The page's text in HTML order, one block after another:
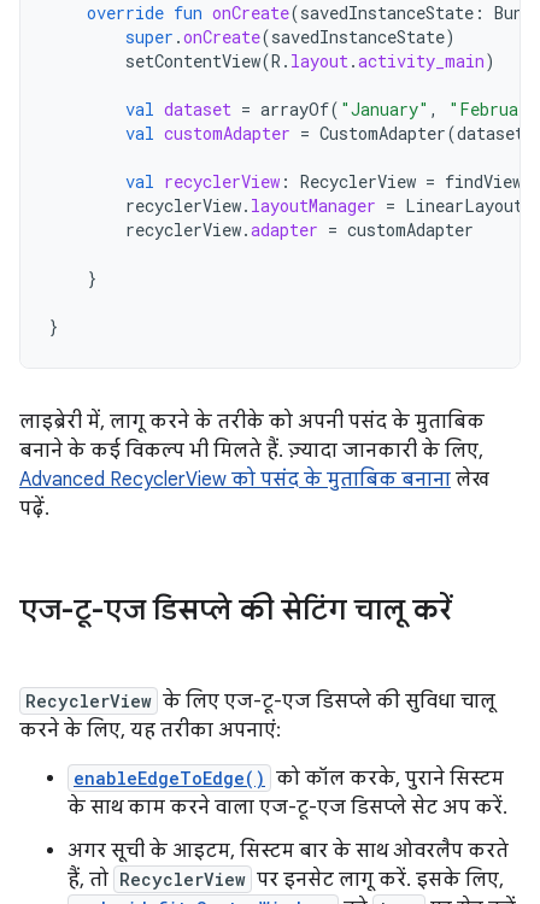
override fun onCreate(savedInstanceState :
super .onCreate(savedInstanceState)
setContentView(R . layout.activity_main)
val dataset = arrayOf( "January" ,
val customAdapter = CustomAdapter(dataset
val recyclerView : RecyclerView =
recyclerView. layoutManager =
recyclerView.adapter = customAdapter
}
}
लाइब्रेरी में, लागू करने के तरीके को अपनी पसंद के मुताबिक
बनाने के कई विकल्प भी मिलते हैं. ज़्यादा जानकारी के लिए,
Advanced RecyclerView को पसंद के मुताबिक बनाना लेख
पढ़ें.
एज-टू-एज डिसप्ले की सेटिंग चालू करें
RecyclerView के लिए एज-टू-एज डिसप्ले की सुविधा चालू
करने के लिए, यह तरीका अपनाएं:
enableEdgeToEdge() को कॉल करके, पुराने सिस्टम
के साथ काम करने वाला एज-टू-एज डिसप्ले सेट अप करें.
अगर सूची के आइटम, सिस्टम बार के साथ ओवरलैप करते
हैं, तो RecyclerView पर इनसेट लागू करें. इसके लिए,